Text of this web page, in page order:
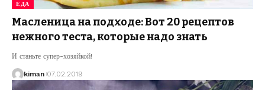
ЕДА
Масленица на подходе: Вот 20 рецептов
нежного теста, которые надо знать
И станьте супер-хозяйкой!
kiman 07.02.2019